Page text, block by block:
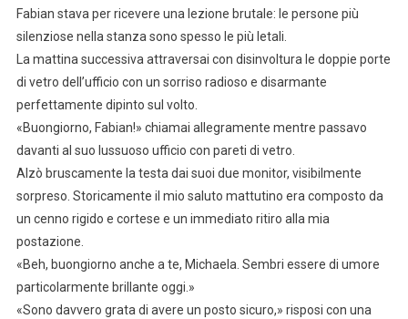
Fabian stava per ricevere una lezione brutale: le persone più
silenziose nella stanza sono spesso le più letali.
La mattina successiva attraversai con disinvoltura le doppie porte
di vetro dell’ufficio con un sorriso radioso e disarmante
perfettamente dipinto sul volto.
«Buongiorno, Fabian!» chiamai allegramente mentre passavo
davanti al suo lussuoso ufficio con pareti di vetro.
Alzò bruscamente la testa dai suoi due monitor, visibilmente
sorpreso. Storicamente il mio saluto mattutino era composto da
un cenno rigido e cortese e un immediato ritiro alla mia
postazione.
«Beh, buongiorno anche a te, Michaela. Sembri essere di umore
particolarmente brillante oggi.»
«Sono davvero grata di avere un posto sicuro,» risposi con una